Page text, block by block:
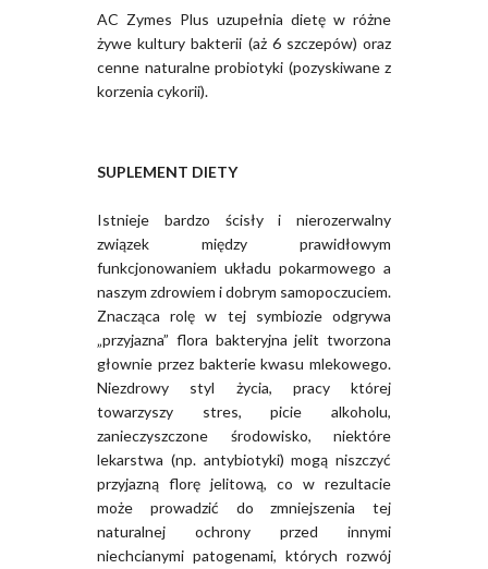
AC Zymes Plus uzupełnia dietę w różne
żywe kultury bakterii (aż 6 szczepów) oraz
cenne naturalne probiotyki (pozyskiwane z
korzenia cykorii).
SUPLEMENT DIETY
Istnieje bardzo ścisły i nierozerwalny
związek między prawidłowym
funkcjonowaniem układu pokarmowego a
naszym zdrowiem i dobrym samopoczuciem.
Znacząca rolę w tej symbiozie odgrywa
„przyjazna” flora bakteryjna jelit tworzona
głownie przez bakterie kwasu mlekowego.
Niezdrowy styl życia, pracy której
towarzyszy stres, picie alkoholu,
zanieczyszczone środowisko, niektóre
lekarstwa (np. antybiotyki) mogą niszczyć
przyjazną florę jelitową, co w rezultacie
może prowadzić do zmniejszenia tej
naturalnej ochrony przed innymi
niechcianymi patogenami, których rozwój